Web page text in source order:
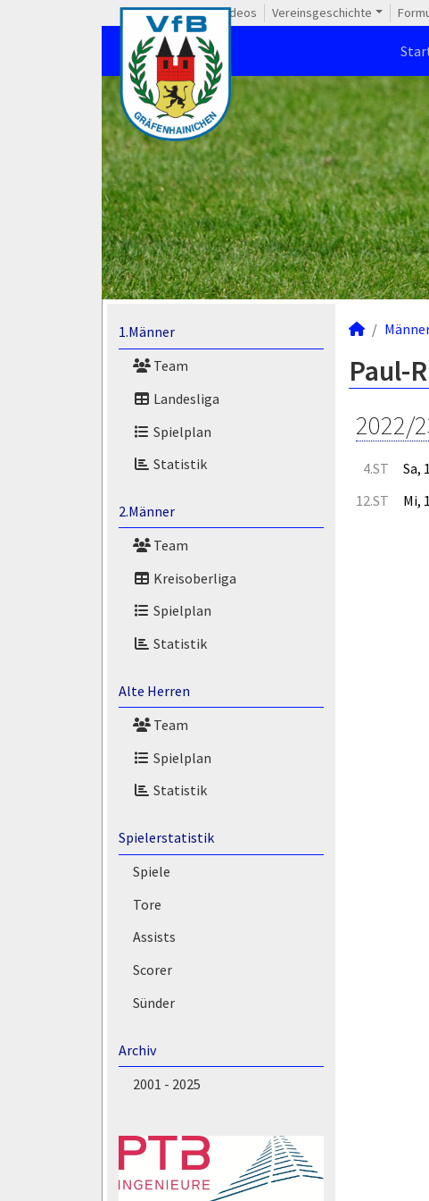
Videos Vereinsgeschichte
1.Männer
Team
Landesliga
Spielplan
Statistik
2.Männer
Team
Kreisoberliga
Spielplan
Statistik
Alte Herren
Team
Spielplan
Statistik
Spielerstatistik
Spiele
Tore
Assists
Scorer
Sünder
Archiv
2001 - 2025
Paul-
2022/
4.ST Sa,
12.ST
Mi,